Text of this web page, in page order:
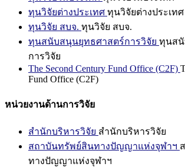
ทุนวิจัยต่างประเทศ ทุนวิจัยต่างประเทศ
ทุนวิจัย สบจ. ทุนวิจัย สบจ.
ทุนสนับสนุนยุทธศาสตร์การวิจัย ทุนสนั
การวิจัย
The Second Century Fund Office (C2F)
Fund Office (C2F)
หน่วยงานด้านการวิจัย
สำนักบริหารวิจัย สำนักบริหารวิจัย
สถาบันทรัพย์สินทางปัญญาแห่งจุฬาฯ
ทางปัญญาแห่งจุฬาฯ